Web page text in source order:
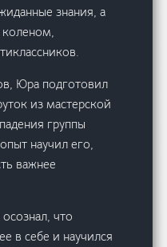
знания, а
Юра подготовил
из мастерской
группы
научил его,
важнее
что
в себе и научился